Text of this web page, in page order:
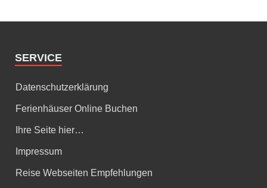
SERVICE
Datenschutzerklärung
Ferienhäuser Online Buchen
Ihre Seite hier…
Impressum
Reise Webseiten Empfehlungen